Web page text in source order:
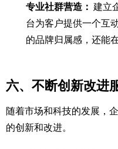
专业社群营造： 建立
台为客户提供一个互
的品牌归属感，还能
六、不断创新改进
随着市场和科技的发展，
的创新和改进。